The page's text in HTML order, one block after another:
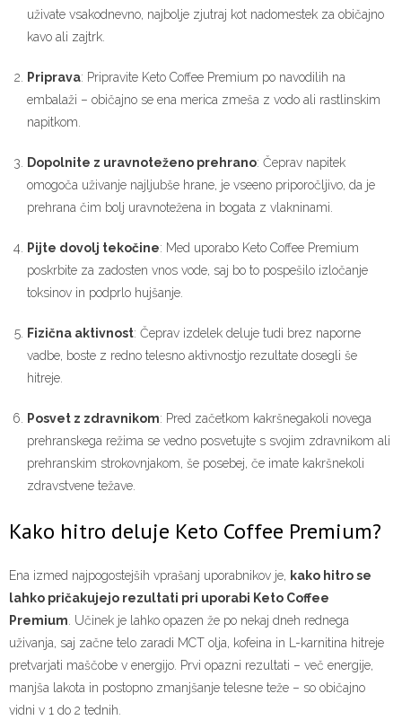
uživate vsakodnevno, najbolje zjutraj kot nadomestek za običajno
kavo ali zajtrk.
Priprava: Pripravite Keto Coffee Premium po navodilih na
embalaži – običajno se ena merica zmeša z vodo ali rastlinskim
napitkom.
Dopolnite z uravnoteženo prehrano: Čeprav napitek
omogoča uživanje najljubše hrane, je vseeno priporočljivo, da je
prehrana čim bolj uravnotežena in bogata z vlakninami.
Pijte dovolj tekočine: Med uporabo Keto Coffee Premium
poskrbite za zadosten vnos vode, saj bo to pospešilo izločanje
toksinov in podprlo hujšanje.
Fizična aktivnost: Čeprav izdelek deluje tudi brez naporne
vadbe, boste z redno telesno aktivnostjo rezultate dosegli še
hitreje.
Posvet z zdravnikom: Pred začetkom kakršnegakoli novega
prehranskega režima se vedno posvetujte s svojim zdravnikom ali
prehranskim strokovnjakom, še posebej, če imate kakršnekoli
zdravstvene težave.
Kako hitro deluje Keto Coffee Premium?
Ena izmed najpogostejših vprašanj uporabnikov je,
kako hitro se
lahko pričakujejo rezultati pri uporabi Keto Coffee
Premium . Učinek je lahko opazen že po nekaj dneh rednega
uživanja, saj začne telo zaradi MCT olja, kofeina in L-karnitina hitreje
pretvarjati maščobe v energijo. Prvi opazni rezultati – več energije,
manjša lakota in postopno zmanjšanje telesne teže – so običajno
vidni v 1 do 2 tednih.